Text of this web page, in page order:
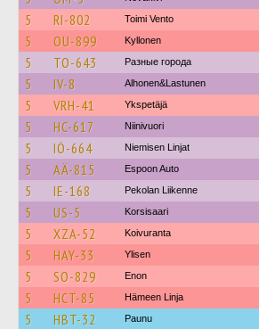
5 RI-802 Toimi Vento
5 OU-899 Kyllonen
5 TO-643 Разные города
5 IV-8 Alhonen&Lastunen
5 VRH-41 Ykspetäjä
5 HC-617 Niinivuori
5 IÖ-664 Niemisen Linjat
5 AÄ-815 Espoon Auto
5 IE-168 Pekolan Liikenne
5 US-5 Korsisaari
5 XZA-52 Koivuranta
5 HAY-33 Ylisen
5 SO-829 Enon
5 HCT-85 Hämeen Linja
5 HBT-32 Paunu